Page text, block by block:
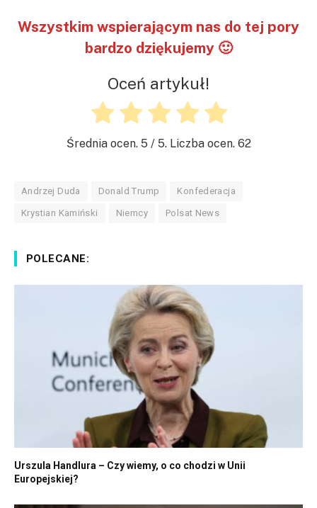
Wszystkim wspierającym nas do tej pory
bardzo dziękujemy 🙂
Oceń artykuł!
Średnia ocen. 5 / 5. Liczba ocen. 62
Andrzej Duda Donald Trump Konfederacja
Krystian Kamiński Niemcy Polsat News
POLECANE:
Urszula Handlura – Czy wiemy, o co chodzi w Unii
Europejskiej?